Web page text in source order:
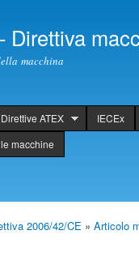
Direttiva
macchina
Direttive ATEX
IECEx
macchine
2006/42/CE » Articolo